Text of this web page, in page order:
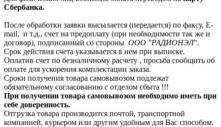
Сбербанка.
После обработки заявки высылается (передается) по факсу, E-
mail, и т.д., счет на предоплату (при необходимости так же и
договор), подписанный со стороны ООО "РАДИОНЭЛ".
Срок действия счета указывается в нем при выписке.
Оплатив счет по безналичному расчету , просьба сообщить об
оплате для ускорения комплектации заказа.
Сроки получения товара самовывозом подлежат
обязательному согласованию с отделом сбыта !!!
При получении товара самовывозом необходимо иметь при
себе доверенность.
Отгрузка товара производится почтой, транспортной
компанией, курьером или другим удобным для Вас способом.